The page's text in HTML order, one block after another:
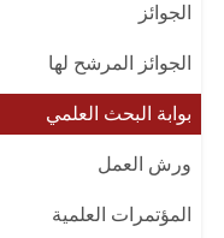
الجوائز
الجوائز المرشح لها
بوابة البحث العلمي
ورش العمل
المؤتمرات العلمية